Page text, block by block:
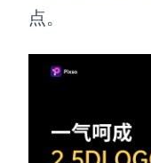
点。